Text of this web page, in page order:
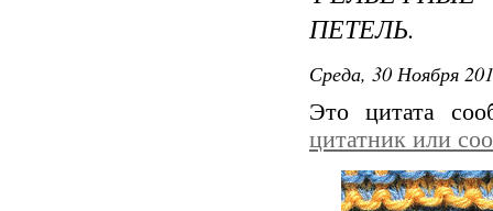
ПЕТЕЛЬ.
Среда, 30 Ноября
Это цитата
цитатник или